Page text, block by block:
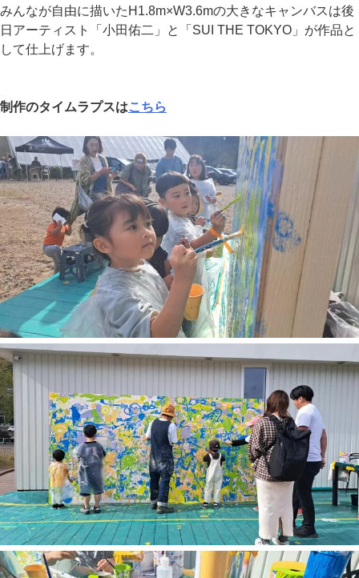
みんなが自由に描いたH1.8m×W3.6mの大きなキャンバスは後
日アーティスト「小田佑二」と「SUI THE TOKYO」が作品と
して仕上げます。
制作のタイムラプスはこちら